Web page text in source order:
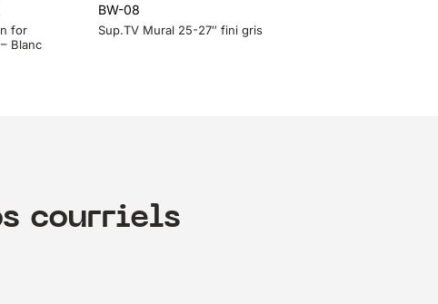
for
Blanc
BW-08
Sup.TV Mural 25-27″ fini gris
courriels